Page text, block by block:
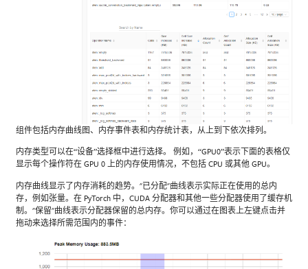
组件包括内存曲线图、内存事件表和内存统计表，从上到下依次排列。
内存类型可以在“设备”选择框中进行选择。 例如，“GPU0”表示下面的表格仅
显示每个操作符在 GPU 0 上的内存使用情况，不包括 CPU 或其他 GPU。
内存曲线显示了内存消耗的趋势。"已分配"曲线表示实际正在使用的总内
存，例如张量。在 PyTorch 中，CUDA 分配器和其他一些分配器使用了缓存机
制。"保留"曲线表示分配器保留的总内存。你可以通过在图表上左键点击并
拖动来选择所需范围内的事件：